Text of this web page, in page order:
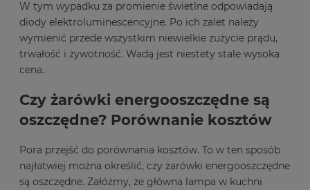
W tym wypadku za promienie świetlne odpowiadają
diody elektroluminescencyjne. Po ich zalet należy
wymienić przede wszystkim niewielkie zużycie prądu,
trwałość i żywotność. Wadą jest niestety stale wysoka
cena.
Czy żarówki energooszczędne są
oszczędne? Porównanie kosztów
Pora przejść do porównania kosztów. To w ten sposób
najłatwiej można określić, czy żarówki energooszczędne
są oszczędne. Załóżmy, że główna lampa w kuchni